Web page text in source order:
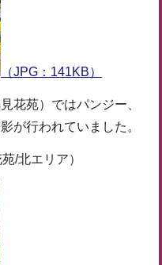
（JPG：141KB）
花苑）ではパンジー、
が行われていました。
/北エリア）